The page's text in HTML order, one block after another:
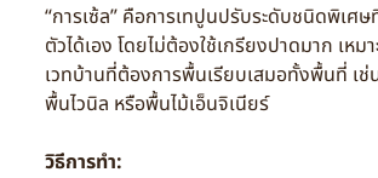
“การเซ้ล” คือการเทปูนปรับระดับชนิดพิเศษ
ตัวได้เอง โดยไม่ต้องใช้เกรียงปาดมาก เหม
เวทบ้านที่ต้องการพื้นเรียบเสมอทั้งพื้นที่ เ
พื้นไวนิล หรือพื้นไม้เอ็นจิเนียร์
วิธีการทำ: